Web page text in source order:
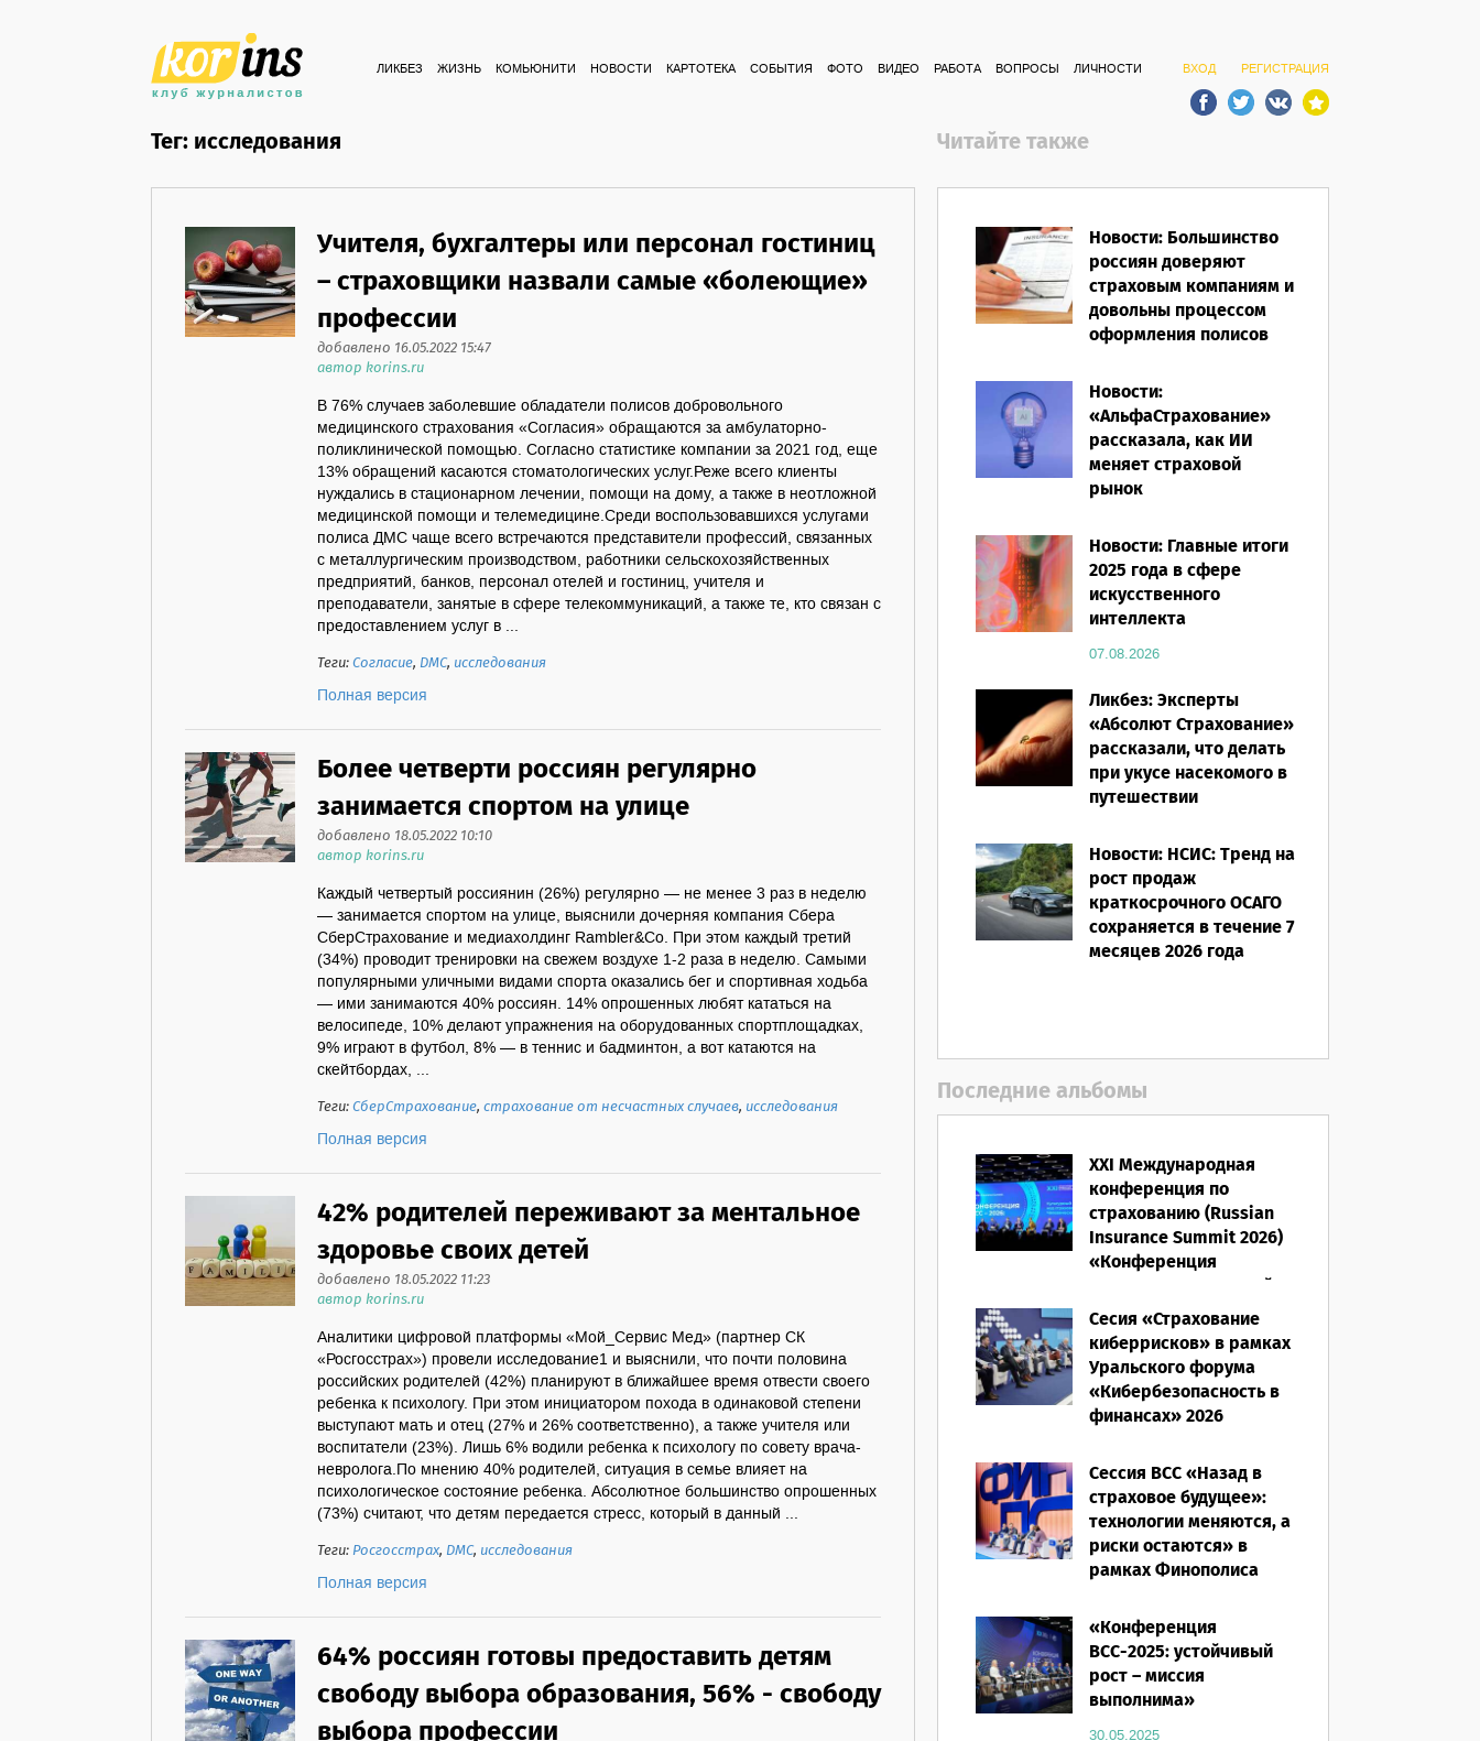
ВХОД РЕГИСТРАЦИЯ
ЛИКБЕЗ ЖИЗНЬ КОМЬЮНИТИ НОВОСТИ КАРТОТЕКА СОБЫТИЯ ФОТО ВИДЕО РАБОТА ВОПРОСЫ ЛИЧНОСТИ
Тег: исследования
Учителя, бухгалтеры или персонал гостиниц
– страховщики назвали самые «болеющие»
профессии
добавлено 16.05.2022 15:47
автор korins.ru
В 76% случаев заболевшие обладатели полисов добровольного
медицинского страхования «Согласия» обращаются за амбулаторно-
поликлинической помощью. Согласно статистике компании за 2021 год, еще
13% обращений касаются стоматологических услуг.Реже всего клиенты
нуждались в стационарном лечении, помощи на дому, а также в неотложной
медицинской помощи и телемедицине.Среди воспользовавшихся услугами
полиса ДМС чаще всего встречаются представители профессий, связанных
с металлургическим производством, работники сельскохозяйственных
предприятий, банков, персонал отелей и гостиниц, учителя и
преподаватели, занятые в сфере телекоммуникаций, а также те, кто связан с
предоставлением услуг в ...
Теги:Согласие, ДМС, исследования
Полная версия
Более четверти россиян регулярно
занимается спортом на улице
добавлено 18.05.2022 10:10
автор korins.ru
Каждый четвертый россиянин (26%) регулярно — не менее 3 раз в неделю
— занимается спортом на улице, выяснили дочерняя компания Сбера
СберСтрахование и медиахолдинг Rambler&Co. При этом каждый третий
(34%) проводит тренировки на свежем воздухе 1-2 раза в неделю. Самыми
популярными уличными видами спорта оказались бег и спортивная ходьба
— ими занимаются 40% россиян. 14% опрошенных любят кататься на
велосипеде, 10% делают упражнения на оборудованных спортплощадках,
9% играют в футбол, 8% — в теннис и бадминтон, а вот катаются на
скейтбордах, ...
Теги:СберСтрахование,страхование от несчастных случаев, исследования
Полная версия
42% родителей переживают за ментальное
здоровье своих детей
добавлено 18.05.2022 11:23
автор korins.ru
Аналитики цифровой платформы «Мой_Сервис Мед» (партнер СК
«Росгосстрах») провели исследование1 и выяснили, что почти половина
российских родителей (42%) планируют в ближайшее время отвести своего
ребенка к психологу. При этом инициатором похода в одинаковой степени
выступают мать и отец (27% и 26% соответственно), а также учителя или
воспитатели (23%). Лишь 6% водили ребенка к психологу по совету врача-
невролога.По мнению 40% родителей, ситуация в семье влияет на
психологическое состояние ребенка. Абсолютное большинство опрошенных
(73%) считают, что детям передается стресс, который в данный ...
Теги:Росгосстрах, ДМС, исследования
Полная версия
64% россиян готовы предоставить детям
свободу выбора образования, 56% - свободу
выбора профессии
Читайте также
Новости: Большинство
россиян доверяют
страховым компаниям и
довольны процессом
оформления полисов
Новости:
«АльфаСтрахование»
рассказала, как ИИ
меняет страховой
рынок
Новости: Главные итоги
2025 года в сфере
искусственного
интеллекта
07.08.2026
Ликбез: Эксперты
«Абсолют Страхование»
рассказали, что делать
при укусе насекомого в
путешествии
Новости: НСИС: Тренд на
рост продаж
краткосрочного ОСАГО
сохраняется в течение 7
месяцев 2026 года
Последние альбомы
XXI Международная
конференция по
страхованию (Russian
Insurance Summit 2026)
«Конференция
ВСС-2026: Культурный
код страхования/
Человеческий фактор»
28.05.2026
Сесия «Страхование
киберрисков» в рамках
Уральского форума
«Кибербезопасность в
финансах» 2026
Сессия ВСС «Назад в
страховое будущее»:
технологии меняются, а
риски остаются» в
рамках Финополиса
16.03.2026
«Конференция
ВСС-2025: устойчивый
рост – миссия
выполнима»
30.05.2025